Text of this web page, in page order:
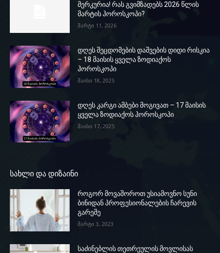
მერკურია! რას გვიმზადებს 2026 წლის
მარტის ჰოროსკოპი?
მარტი 11, 2026
დღეს შეცდომების დაშვების დიდი რისკია
– 18 მაისის ყველა ზოდიაქოს
ჰოროსკოპი
მაისი 18, 2025
დღეს კარგი ამბები მოგივათ – 17 მაისის
ყველა ზოდიაქოს ჰოროსკოპი
მაისი 17, 2025
სახლი და დიზაინი
როგორ მოვაშოროთ უსიამოვნო სუნი
ბინიდან პროფესიონალების ჩარევის
გარეშე
მარტი 3, 2023
საძინებლის თეთრეულის მოვლისას